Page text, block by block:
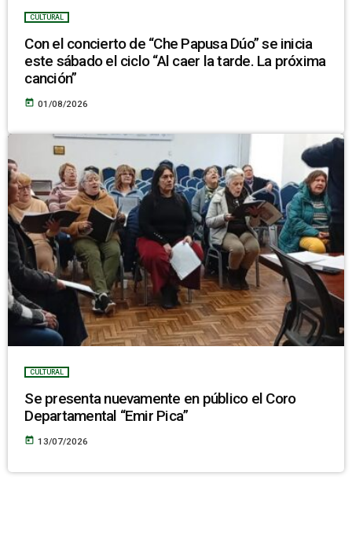
CULTURAL
Con el concierto de “Che Papusa Dúo” se inicia
este sábado el ciclo “Al caer la tarde. La próxima
canción”
today 01/08/2026
CULTURAL
Se presenta nuevamente en público el Coro
Departamental “Emir Pica”
today 13/07/2026